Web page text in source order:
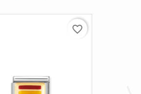
favorite_border